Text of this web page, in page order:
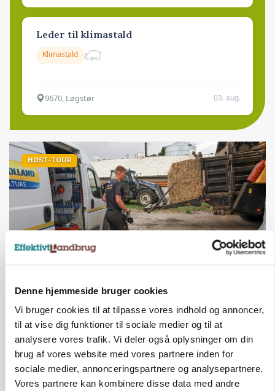
Denne hjemmeside bruger cookies
Vi bruger cookies til at tilpasse vores indhold og annoncer,
til at vise dig funktioner til sociale medier og til at
analysere vores trafik. Vi deler også oplysninger om din
brug af vores website med vores partnere inden for
sociale medier, annonceringspartnere og analysepartnere.
Vores partnere kan kombinere disse data med andre
Leder til klimastald
Klimastald
9670, Løgstør 03. aug.
HØST-TOUR
PLANTER
Maskiner landmænd i gang